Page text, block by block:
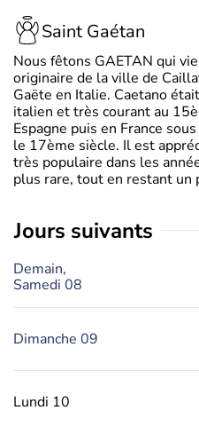
Saint Gaétan
Nous fêtons GAETAN qui
originaire de la ville de
Gaëte en Italie. Caetano
italien et très courant au
Espagne puis en France
le 17ème siècle. Il est
très populaire dans les
plus rare, tout en restant un
jours suivants
Demain,
Samedi 08
Dimanche 09
Lundi 10